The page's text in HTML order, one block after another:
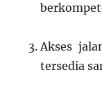
Akses
tersedia